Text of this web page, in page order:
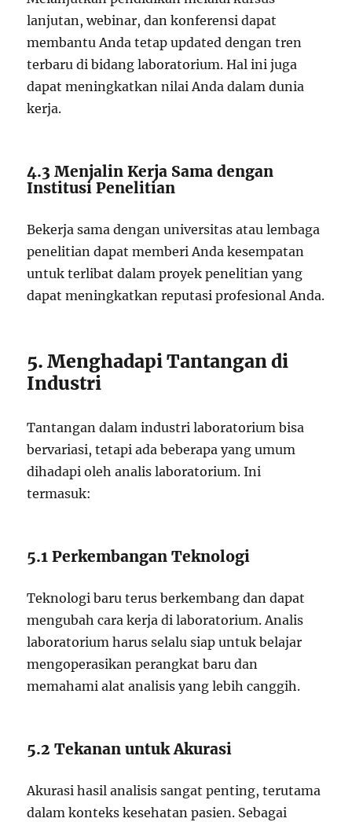
lanjutan, webinar, dan konferensi dapat
membantu Anda tetap updated dengan tren
terbaru di bidang laboratorium. Hal ini juga
dapat meningkatkan nilai Anda dalam dunia
kerja.
4.3 Menjalin Kerja Sama dengan
Institusi Penelitian
Bekerja sama dengan universitas atau lembaga
penelitian dapat memberi Anda kesempatan
untuk terlibat dalam proyek penelitian yang
dapat meningkatkan reputasi profesional Anda.
5. Menghadapi Tantangan di
Industri
Tantangan dalam industri laboratorium bisa
bervariasi, tetapi ada beberapa yang umum
dihadapi oleh analis laboratorium. Ini
termasuk:
5.1 Perkembangan Teknologi
Teknologi baru terus berkembang dan dapat
mengubah cara kerja di laboratorium. Analis
laboratorium harus selalu siap untuk belajar
mengoperasikan perangkat baru dan
memahami alat analisis yang lebih canggih.
5.2 Tekanan untuk Akurasi
Akurasi hasil analisis sangat penting, terutama
dalam konteks kesehatan pasien. Sebagai